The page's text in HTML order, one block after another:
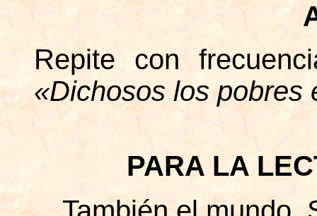
Repite con
«Dichosos los
PARA LA